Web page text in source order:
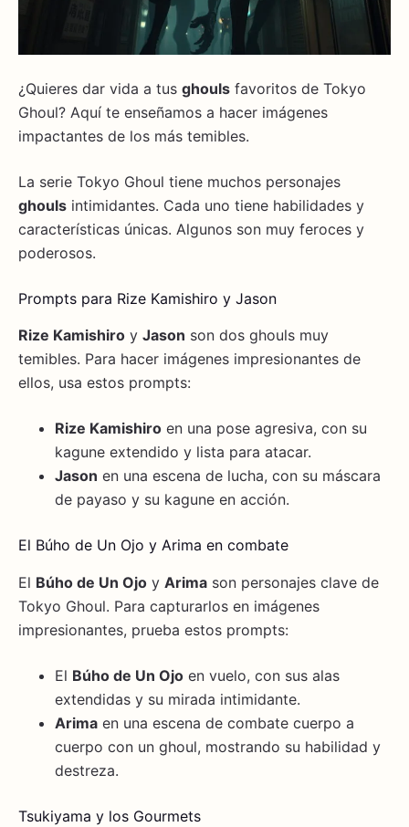
¿Quieres dar vida a tus ghouls favoritos de Tokyo
Ghoul? Aquí te enseñamos a hacer imágenes
impactantes de los más temibles.
La serie Tokyo Ghoul tiene muchos personajes
ghouls intimidantes. Cada uno tiene habilidades y
características únicas. Algunos son muy feroces y
poderosos.
Prompts para Rize Kamishiro y Jason
Rize Kamishiro y Jason son dos ghouls muy
temibles. Para hacer imágenes impresionantes de
ellos, usa estos prompts:
Rize Kamishiro en una pose agresiva, con su
kagune extendido y lista para atacar.
Jason en una escena de lucha, con su máscara
de payaso y su kagune en acción.
El Búho de Un Ojo y Arima en combate
El Búho de Un Ojo y Arima son personajes clave de
Tokyo Ghoul. Para capturarlos en imágenes
impresionantes, prueba estos prompts:
El Búho de Un Ojo en vuelo, con sus alas
extendidas y su mirada intimidante.
Arima en una escena de combate cuerpo a
cuerpo con un ghoul, mostrando su habilidad y
destreza.
Tsukiyama y los Gourmets